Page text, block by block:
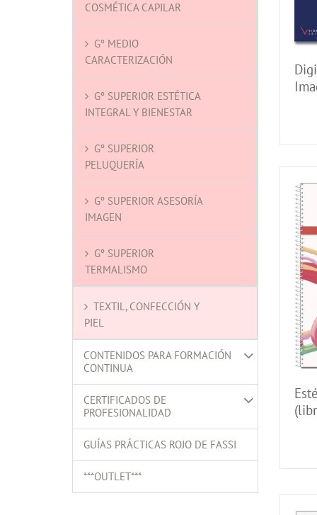
COSMÉTICA CAPILAR
Gº MEDIO
CARACTERIZACIÓN
Gº SUPERIOR ESTÉTICA
INTEGRAL Y BIENESTAR
Gº SUPERIOR
PELUQUERÍA
Gº SUPERIOR ASESORÍA
IMAGEN
Gº SUPERIOR
TERMALISMO
TEXTIL, CONFECCIÓN Y
PIEL
CONTENIDOS PARA FORMACIÓN
CONTINUA
CERTIFICADOS DE
PROFESIONALIDAD
GUÍAS PRÁCTICAS ROJO DE FASSI
***OUTLET***